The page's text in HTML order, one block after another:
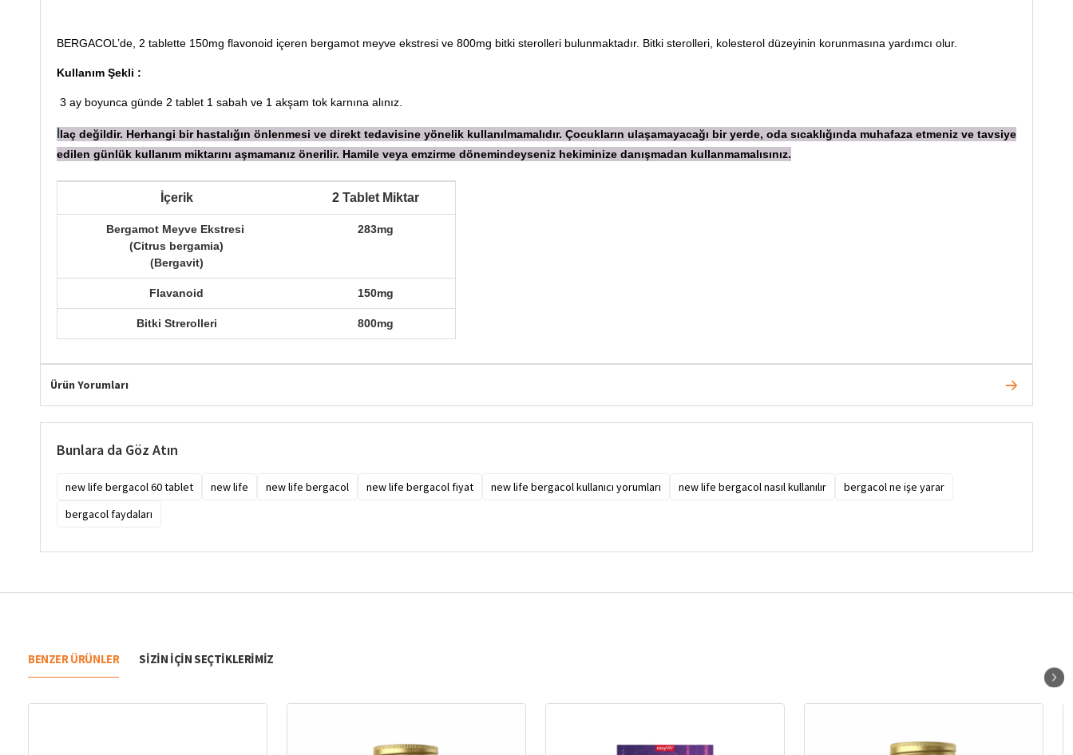
BERGACOL’de, 2 tablette 150mg flavonoid içeren bergamot meyve ekstresi ve 800mg bitki sterolleri bulunmaktadır. Bitki sterolleri, kolesterol düzeyinin korunmasına yardımcı olur.
Kullanım Şekli :
3 ay boyunca günde 2 tablet 1 sabah ve 1 akşam tok karnına alınız.
laç değildir. Herhangi bir hastalığın önlenmesi ve direkt tedavisine yönelik kullanılmamalıdır. Çocukların ulaşamayacağı bir yerde, oda sıcaklığında muhafaza etmeniz ve tavsiye
edilen günlük kullanım miktarını aşmamanız önerilir. Hamile veya emzirme dönemindeyseniz hekiminize danışmadan kullanmamalısınız.
İçerik 2 Tablet Miktar
Bergamot Meyve Ekstresi
(Citrus bergamia)
(Bergavit)
283mg
Flavanoid 150mg
Bitki Strerolleri 800mg
Ürün Yorumları
Bunlara da Göz Atın
new life bergacol 60 tablet new life new life bergacol new life bergacol fiyat new life bergacol kullanıcı yorumları new life bergacol nasıl kullanılır
bergacol ne işe yarar
bergacol faydaları
BENZER ÜRÜNLER SIZIN IÇIN SEÇTIKLERIMIZ